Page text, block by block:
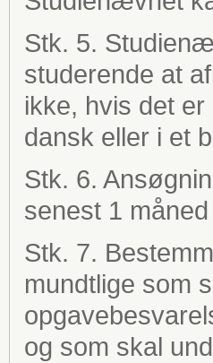
Stk. 5.
studerende at
ikke, hvis det
dansk eller i et
Stk. 6.
senest 1
Stk. 7.
mundtlige som
og som skal